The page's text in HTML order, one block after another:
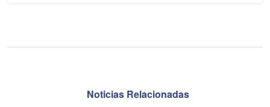
Noticias Relacionadas